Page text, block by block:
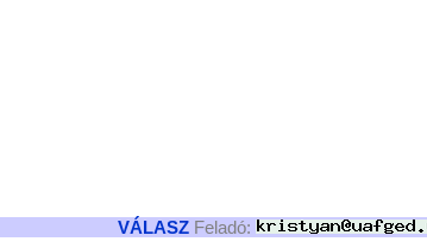
VÁLASZ Feladó: